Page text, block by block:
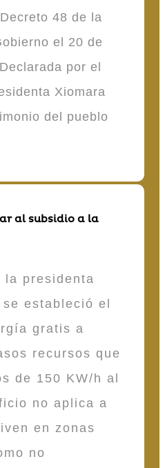
48 de la
el 20 de
por el
Xiomara
del pueblo
al subsidio a la
la presidenta
estableció el
gratis a
recursos que
de 150 KW/h al
no aplica a
en zonas
no